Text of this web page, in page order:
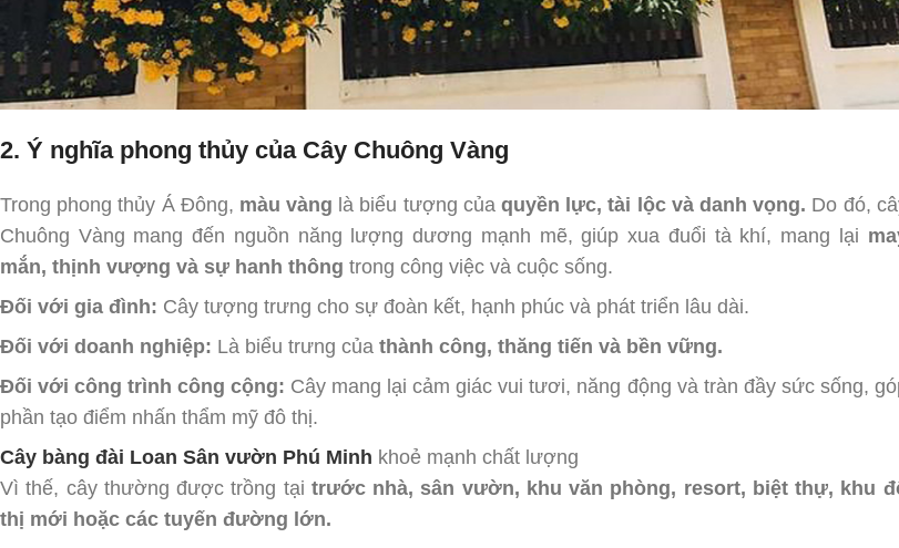
2. Ý nghĩa phong thủy của Cây Chuông Vàng
Trong phong thủy Á Đông, màu vàng là biểu tượng củaquyền lực, tài lộc và danh vọng. Do đó,
Chuông Vàng mang đến nguồn năng lượng dương mạnh mẽ, giúp xua đuổi tà khí, mang lại
mắn, thịnh vượng và sự hanh thông trong công việc và cuộc sống.
Đối với gia đình: Cây tượng trưng cho sự đoàn kết, hạnh phúc và phát triển lâu dài.
Đối với doanh nghiệp: Là biểu trưng của thành công, thăng tiến và bền vững.
Đối với công trình công cộng: Cây mang lại cảm giác vui tươi, năng động và tràn đầy sức sống,
phần tạo điểm nhấn thẩm mỹ đô thị.
Cây bàng đài Loan Sân vườn Phú Minh khoẻ mạnh chất lượng
Vì thế, cây thường được trồng tại trước nhà, sân vườn, khu văn phòng, resort, biệt thự, khu
thị mới hoặc các tuyến đường lớn.